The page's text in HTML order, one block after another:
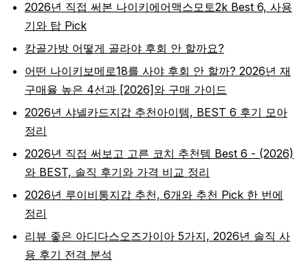
2026년 직접 써본 나이키에어맥스모토2k Best 6, 사용
기와 탑 Pick
캉골가방 어떻게 골라야 후회 안 할까요?
어떤 나이키보메로18를 사야 후회 안 할까? 2026년 재
구매율 높은 4선과 [2026]와 구매 가이드
2026년 샤넬카드지갑 추천아이템, BEST 6 후기 모아
정리
2026년 직접 써보고 고른 코치 추천템 Best 6 - (2026)
와 BEST, 솔직 후기와 가격 비교 정리
2026년 루이비통지갑 추천, 6개와 추천 Pick 한 번에
정리
리뷰 좋은 아디다스오즈가이아 5가지, 2026년 솔직 사
용 후기 전격 분석